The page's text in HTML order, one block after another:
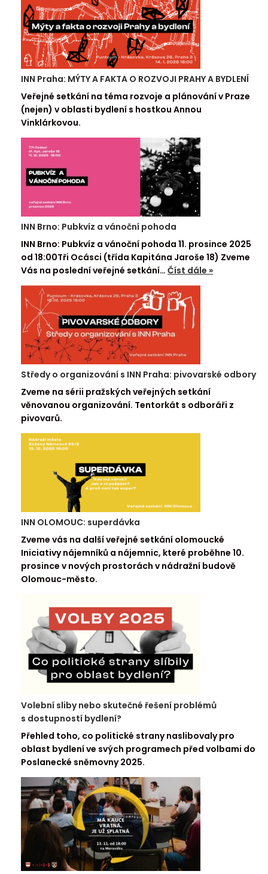
INN Praha: MÝTY A FAKTA O ROZVOJI PRAHY A BYDLENÍ
Veřejné setkání na téma rozvoje a plánování v Praze
(nejen) v oblasti bydlení s hostkou Annou
Vinklárkovou.
INN Brno: Pubkvíz a vánoční pohoda
INN Brno: Pubkvíz a vánoční pohoda 11. prosince 2025
od 18:00Tři Ocásci (třída Kapitána Jaroše 18) Zveme
Vás na poslední veřejné setkání… Číst dále »
Středy o organizování s INN Praha: pivovarské odbory
Zveme na sérii pražských veřejných setkání
věnovanou organizování. Tentorkát s odboráři z
pivovarů.
INN OLOMOUC: superdávka
Zveme vás na další veřejné setkání olomoucké
Iniciativy nájemníků a nájemnic, které proběhne 10.
prosince v nových prostorách v nádražní budově
Olomouc-město.
Volební sliby nebo skutečné řešení problémů
s dostupností bydlení?
Přehled toho, co politické strany naslibovaly pro
oblast bydlení ve svých programech před volbami do
Poslanecké sněmovny 2025.